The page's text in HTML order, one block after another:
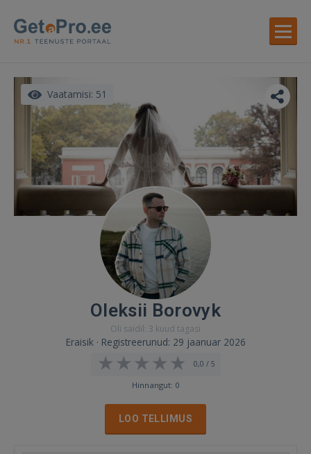
Vaatamisi: 51
Oleksii Borovyk
Oli saidil: 3 kuud tagasi
Eraisik · Registreerunud: 29 jaanuar 2026
0,0 / 5
Hinnangut: 0
LOO TELLIMUS